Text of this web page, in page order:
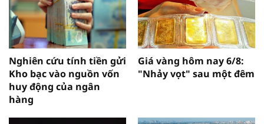
Nghiên cứu tính tiền gửi
Kho bạc vào nguồn vốn
huy động của ngân
hàng
Giá vàng hôm nay 6/8:
"Nhảy vọt" sau một đêm